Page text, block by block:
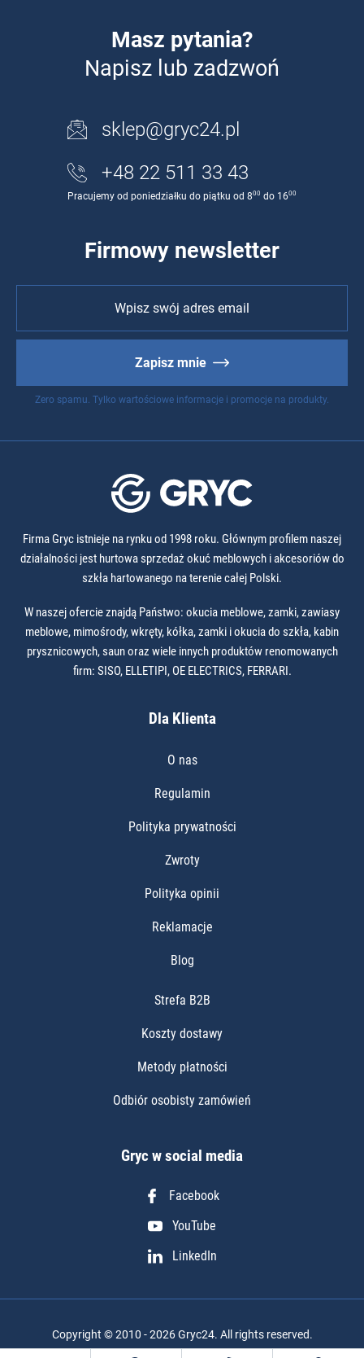
Masz pytania?
Napisz lub zadzwoń
sklep@gryc24.pl
+48 22 511 33 43
Pracujemy od poniedziałku do piątku od 800 do 1600
Firmowy newsletter
Zapisz mnie
Zero spamu. Tylko wartościowe informacje i promocje na produkty.
Firma Gryc istnieje na rynku od 1998 roku. Głównym profilem naszej
działalności jest hurtowa sprzedaż okuć meblowych i akcesoriów do
szkła hartowanego na terenie całej Polski.
W naszej ofercie znajdą Państwo: okucia meblowe, zamki, zawiasy
meblowe, mimośrody, wkręty, kółka, zamki i okucia do szkła, kabin
prysznicowych, saun oraz wiele innych produktów renomowanych
firm: SISO, ELLETIPI, OE ELECTRICS, FERRARI.
Dla Klienta
O nas
Regulamin
Polityka prywatności
Zwroty
Polityka opinii
Reklamacje
Blog
Strefa B2B
Koszty dostawy
Metody płatności
Odbiór osobisty zamówień
Gryc w social media
Facebook
YouTube
LinkedIn
Copyright © 2010 - 2026 Gryc24. All rights reserved.